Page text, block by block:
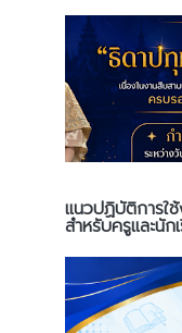
แนวปฏิบัติการใ
สำหรับครูและนัก